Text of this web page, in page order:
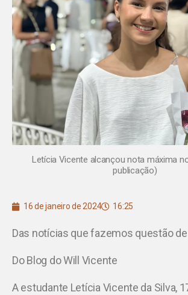
Letícia Vicente alcançou nota máxima
publicação)
16 de janeiro de 2024 16:25
Das notícias que fazemos questão
Do Blog do Will Vicente
A estudante Letícia Vicente da Silva,